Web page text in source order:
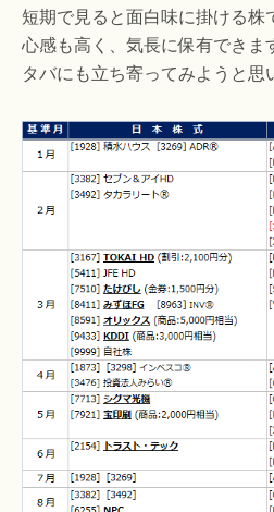
短期で見ると面白味に掛ける株
心感も高く、気長に保有できま
タバにも立ち寄ってみようと思